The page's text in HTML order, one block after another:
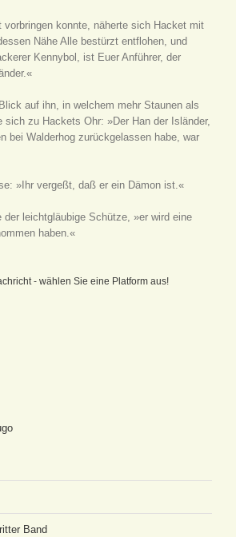
vorbringen konnte, näherte sich Hacket mit
Nähe Alle bestürzt entflohen, und
Kennybol, ist Euer Anführer, der
auf ihn, in welchem mehr Staunen als
sich zu Hackets Ohr: »Der Han der Isländer,
bei Walderhog zurückgelassen habe, war
»Ihr vergeßt, daß er ein Dämon ist.«
der leichtgläubige Schütze, »er wird eine
haben.«
- wählen Sie eine Platform aus!
Band